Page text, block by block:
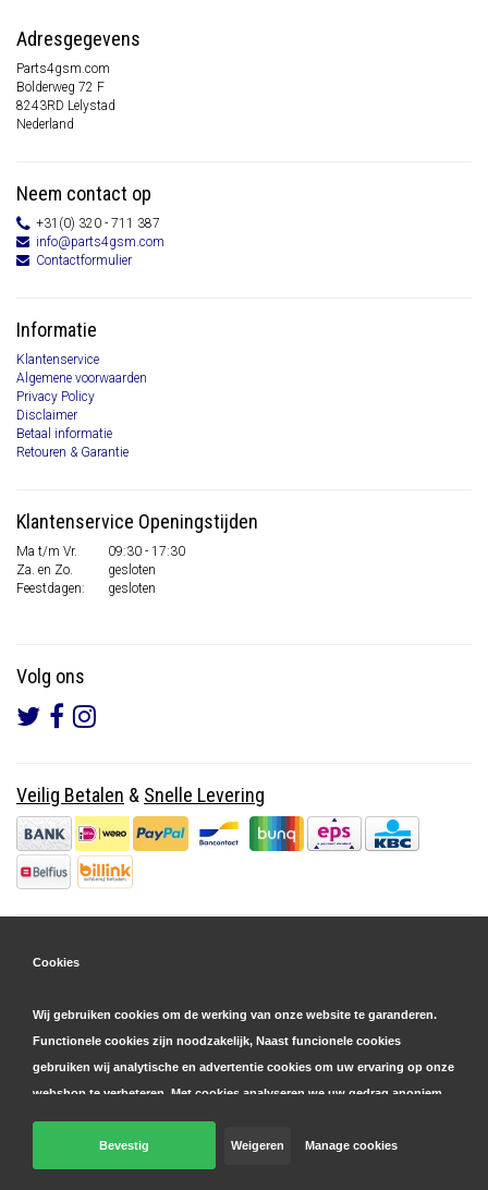
Adresgegevens
Parts4gsm.com
Bolderweg 72 F
8243RD Lelystad
Nederland
Neem contact op
+31(0) 320 - 711 387
info@parts4gsm.com
Contactformulier
Informatie
Klantenservice
Algemene voorwaarden
Privacy Policy
Disclaimer
Betaal informatie
Retouren & Garantie
Klantenservice Openingstijden
Ma t/m Vr.
09:30 - 17:30
Za. en Zo.
gesloten
Feestdagen:
gesloten
Volg ons
Veilig Betalen & Snelle Levering
© Copyright 2026 Parts4GSM - Design byWebdinge.nl
Cookies
Wij gebruiken cookies om de werking van onze website te garanderen.
Functionele cookies zijn noodzakelijk, Naast funcionele cookies
gebruiken wij analytische en advertentie cookies om uw ervaring op onze
webshop te verbeteren. Met cookies analyseren we uw gedrag anoniem,
zowel binnen als buiten onze website, om onze diensten te
personaliseren en advertenties te tonen. Lees hier meer over in onze
cookie- en privacyverklaring. Klik op 'bevestigen' om akkoord te gaan
Bevestig Weigeren Manage cookies